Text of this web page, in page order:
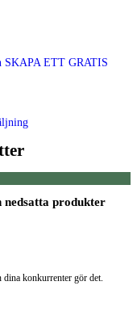
SKAPA ETT GRATIS
nedsatta produkter
konkurrenter gör det.